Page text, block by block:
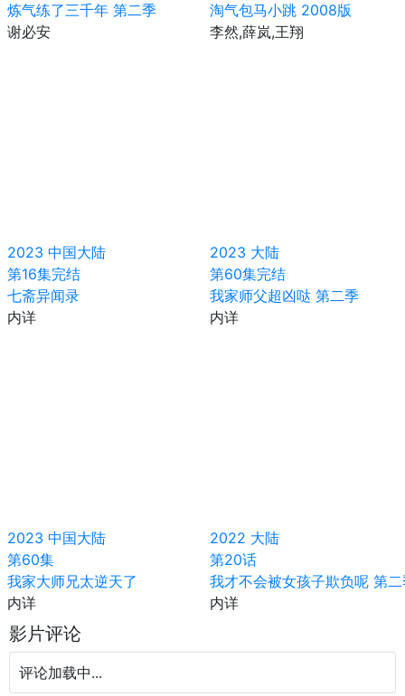
炼气练了三千年 第二季
谢必安
淘气包马小跳 2008版
李然,薛岚,王翔
2023 中国大陆
第16集完结
七斋异闻录
内详
2023 大陆
第60集完结
我家师父超凶哒 第二季
内详
2023 中国大陆
第60集
我家大师兄太逆天了
内详
2022 大陆
第20话
我才不会被女孩子欺负呢 第
内详
影片评论
评论加载中...